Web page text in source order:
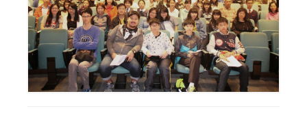
銳角2013：當代民間藝術深港巡迴展
銳角2013：珠三角獨立動畫放映巡禮
銳角2011/2012：珠三角新晉藝術家巡迴
展